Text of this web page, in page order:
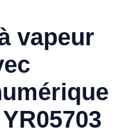
vapeur